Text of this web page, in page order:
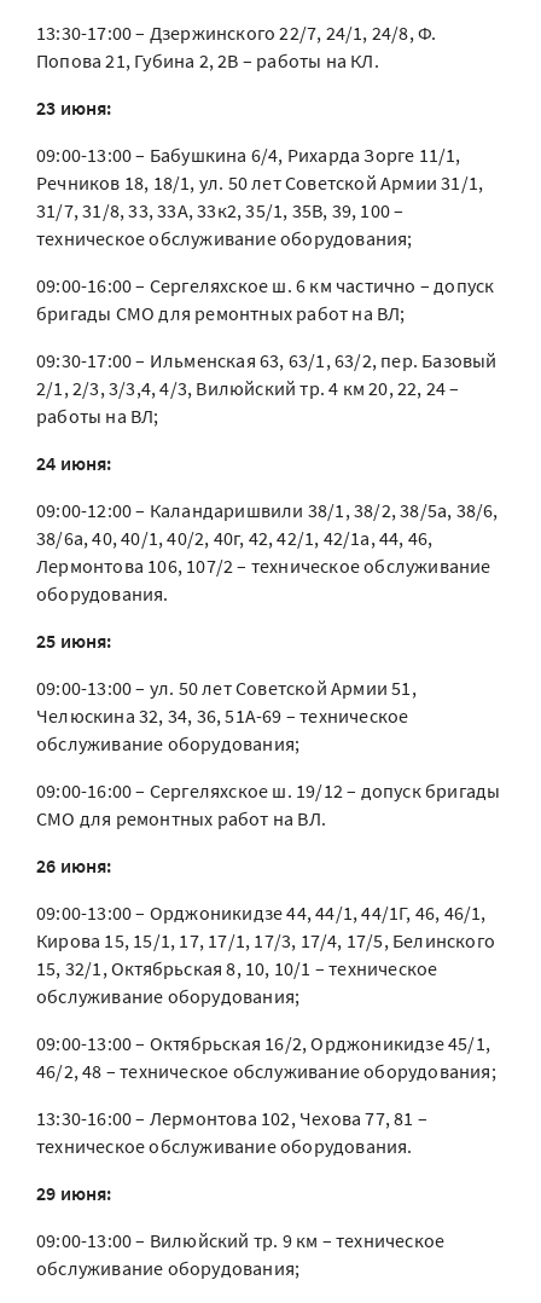
13:30-17:00 – Дзержинского 22/7, 24/1, 24/8, Ф.
Попова 21, Губина 2, 2В – работы на КЛ.
23 июня:
09:00-13:00 – Бабушкина 6/4, Рихарда Зорге 11/1,
Речников 18, 18/1, ул. 50 лет Советской Армии 31/1,
31/7, 31/8, 33, 33А, 33к2, 35/1, 35В, 39, 100 –
техническое обслуживание оборудования;
09:00-16:00 – Сергеляхское ш. 6 км частично – допуск
бригады СМО для ремонтных работ на ВЛ;
09:30-17:00 – Ильменская 63, 63/1, 63/2, пер. Базовый
2/1, 2/3, 3/3,4, 4/3, Вилюйский тр. 4 км 20, 22, 24 –
работы на ВЛ;
24 июня:
09:00-12:00 – Каландаришвили 38/1, 38/2, 38/5а, 38/6,
38/6а, 40, 40/1, 40/2, 40г, 42, 42/1, 42/1а, 44, 46,
Лермонтова 106, 107/2 – техническое обслуживание
оборудования.
25 июня:
09:00-13:00 – ул. 50 лет Советской Армии 51,
Челюскина 32, 34, 36, 51А-69 – техническое
обслуживание оборудования;
09:00-16:00 – Сергеляхское ш. 19/12 – допуск бригады
СМО для ремонтных работ на ВЛ.
26 июня:
09:00-13:00 – Орджоникидзе 44, 44/1, 44/1Г, 46, 46/1,
Кирова 15, 15/1, 17, 17/1, 17/3, 17/4, 17/5, Белинского
15, 32/1, Октябрьская 8, 10, 10/1 – техническое
обслуживание оборудования;
09:00-13:00 – Октябрьская 16/2, Орджоникидзе 45/1,
46/2, 48 – техническое обслуживание оборудования;
13:30-16:00 – Лермонтова 102, Чехова 77, 81 –
техническое обслуживание оборудования.
29 июня:
09:00-13:00 – Вилюйский тр. 9 км – техническое
обслуживание оборудования;